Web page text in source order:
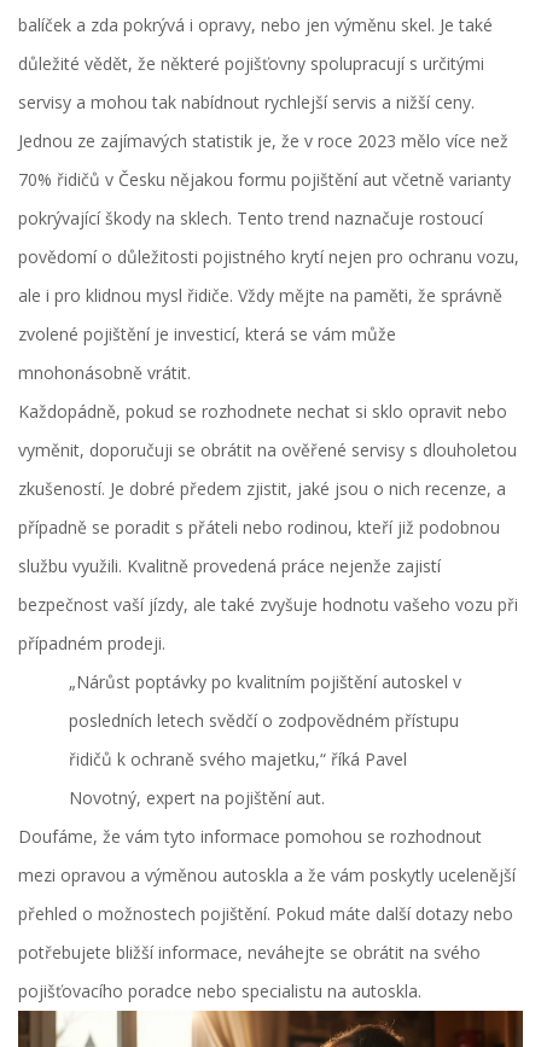
balíček a zda pokrývá i opravy, nebo jen výměnu skel. Je také
důležité vědět, že některé pojišťovny spolupracují s určitými
servisy a mohou tak nabídnout rychlejší servis a nižší ceny.
Jednou ze zajímavých statistik je, že v roce 2023 mělo více než
70% řidičů v Česku nějakou formu pojištění aut včetně varianty
pokrývající škody na sklech. Tento trend naznačuje rostoucí
povědomí o důležitosti pojistného krytí nejen pro ochranu vozu,
ale i pro klidnou mysl řidiče. Vždy mějte na paměti, že správně
zvolené pojištění je investicí, která se vám může
mnohonásobně vrátit.
Každopádně, pokud se rozhodnete nechat si sklo opravit nebo
vyměnit, doporučuji se obrátit na ověřené servisy s dlouholetou
zkušeností. Je dobré předem zjistit, jaké jsou o nich recenze, a
případně se poradit s přáteli nebo rodinou, kteří již podobnou
službu využili. Kvalitně provedená práce nejenže zajistí
bezpečnost vaší jízdy, ale také zvyšuje hodnotu vašeho vozu při
případném prodeji.
„Nárůst poptávky po kvalitním pojištění autoskel v
posledních letech svědčí o zodpovědném přístupu
řidičů k ochraně svého majetku,“ říká Pavel
Novotný, expert na pojištění aut.
Doufáme, že vám tyto informace pomohou se rozhodnout
mezi opravou a výměnou autoskla a že vám poskytly ucelenější
přehled o možnostech pojištění. Pokud máte další dotazy nebo
potřebujete bližší informace, neváhejte se obrátit na svého
pojišťovacího poradce nebo specialistu na autoskla.